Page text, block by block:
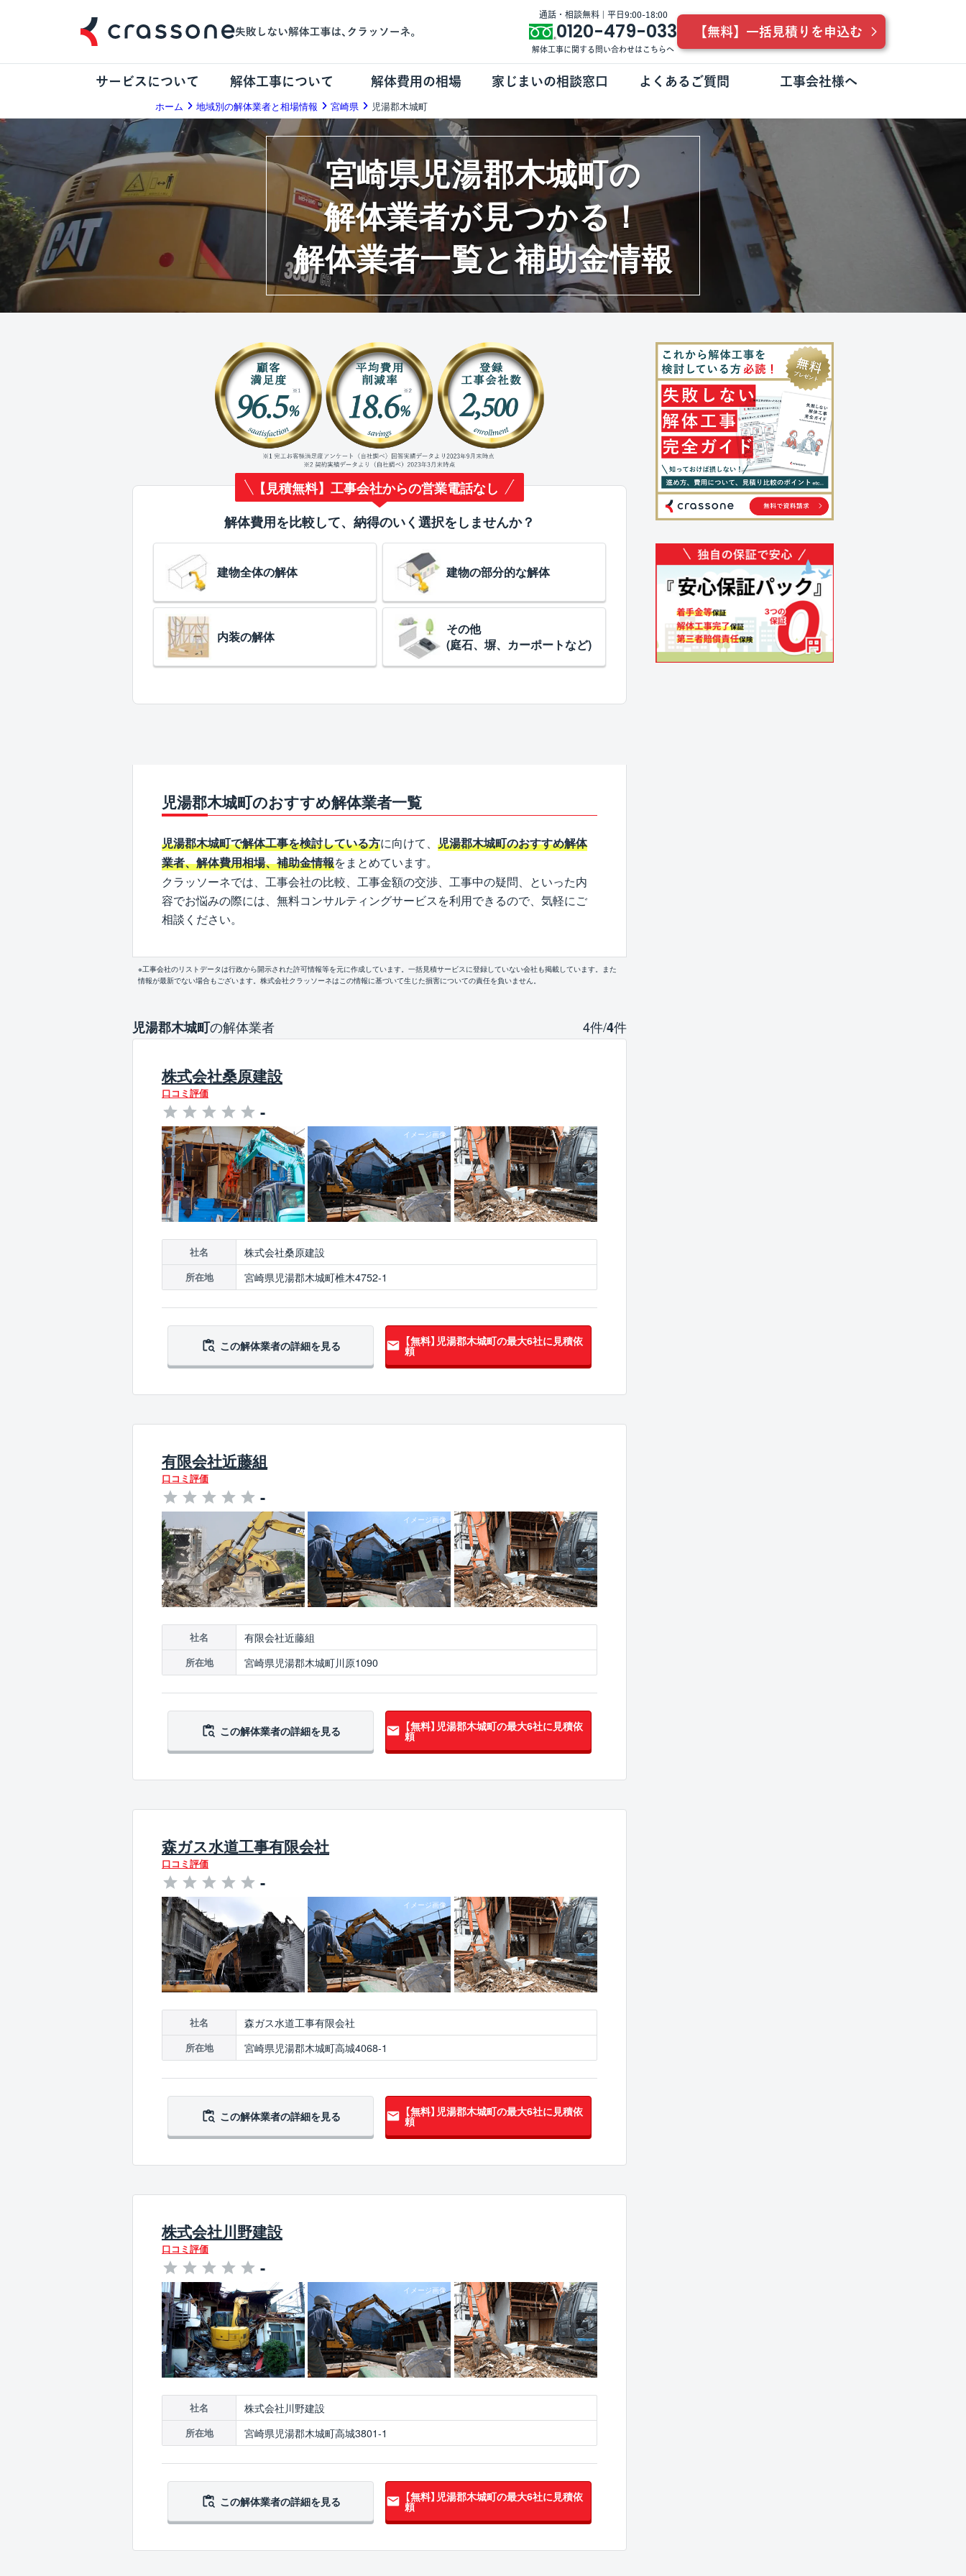
通話・相談無料 | 平日9:00-18:00
0120-479-033
解体工事に関する問い合わせはこちらへ
【無料】一括見積りを申込む
サービスについて 解体工事について 解体費用の相場 家じまいの相談窓口 よくあるご質問 工事会社様へ
ホーム 地域別の解体業者と相場情報 宮崎県 児湯郡木城町
宮崎県児湯郡木城町の
解体業者が見つかる！
解体業者一覧と補助金情報
【見積無料】工事会社からの営業電話なし
解体費用を比較して、納得のいく選択をしませんか？
建物全体の解体 建物の部分的な解体
内装の解体
その他
(庭石、塀、カーポートなど)
児湯郡木城町のおすすめ解体業者一覧
児湯郡木城町で解体工事を検討している方に向けて、 児湯郡木城町のおすすめ解体
業者、解体費用相場、補助金情報をまとめています。
クラッソーネでは、工事会社の比較、工事金額の交渉、工事中の疑問、といった内
容でお悩みの際には、無料コンサルティングサービスを利用できるので、気軽にご
相談ください。
※工事会社のリストデータは行政から開示された許可情報等を元に作成しています。一括見積サービスに登録していない会社も掲載しています。また
情報が最新でない場合もございます。株式会社クラッソーネはこの情報に基づいて生じた損害についての責任を負いません。
児湯郡木城町の解体業者 4件/4件
株式会社桑原建設
口コミ評価
-
社名 株式会社桑原建設
所在地 宮崎県児湯郡木城町椎木4752-1
この解体業者の詳細を見る 【無料】児湯郡木城町の最大6社に見積依
頼
有限会社近藤組
口コミ評価
-
社名 有限会社近藤組
所在地 宮崎県児湯郡木城町川原1090
この解体業者の詳細を見る 【無料】児湯郡木城町の最大6社に見積依
頼
森ガス水道工事有限会社
口コミ評価
-
社名 森ガス水道工事有限会社
所在地 宮崎県児湯郡木城町高城4068-1
この解体業者の詳細を見る 【無料】児湯郡木城町の最大6社に見積依
頼
株式会社川野建設
口コミ評価
-
社名 株式会社川野建設
所在地 宮崎県児湯郡木城町高城3801-1
この解体業者の詳細を見る 【無料】児湯郡木城町の最大6社に見積依
頼